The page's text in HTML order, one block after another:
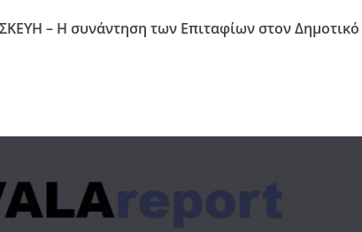
– Η συνάντηση των Επιταφίων στον Δημοτικό